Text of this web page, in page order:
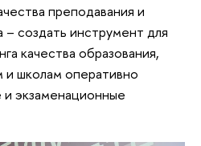
преподавания и
– создать инструмент для
качества образования,
и школам оперативно
и экзаменационные